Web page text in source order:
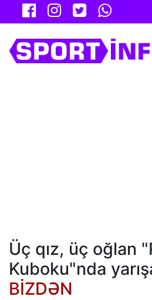
Üç qız, üç oğlan
Kuboku"nda
BİZDƏN